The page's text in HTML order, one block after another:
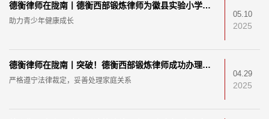
德衡律师在陇南丨德衡西部锻炼律师为徽县实验小学开展法治教育课，助力青少年健康成长
助力青少年健康成长
05.10
2025
德衡律师在陇南丨突破！德衡西部锻炼律师成功办理徽县近年首例人身安全保护令案件
严格遵宁法律裁定，妥善处理家庭关系
04.29
2025